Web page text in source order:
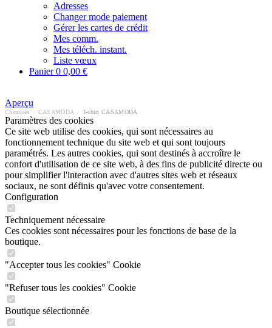
Adresses
Changer mode paiement
Gérer les cartes de crédit
Mes comm.
Mes téléch. instant.
Liste vœux
Panier0 0,00 €
Aperçu
Chemises CASAMODA T-shirt CASAMODA
Paramètres des cookies
Ce site web utilise des cookies, qui sont nécessaires au
fonctionnement technique du site web et qui sont toujours
paramétrés. Les autres cookies, qui sont destinés à accroître le
confort d'utilisation de ce site web, à des fins de publicité directe ou
pour simplifier l'interaction avec d'autres sites web et réseaux
sociaux, ne sont définis qu'avec votre consentement.
Configuration
Techniquement nécessaire
Ces cookies sont nécessaires pour les fonctions de base de la
boutique.
"Accepter tous les cookies" Cookie
"Refuser tous les cookies" Cookie
Boutique sélectionnée